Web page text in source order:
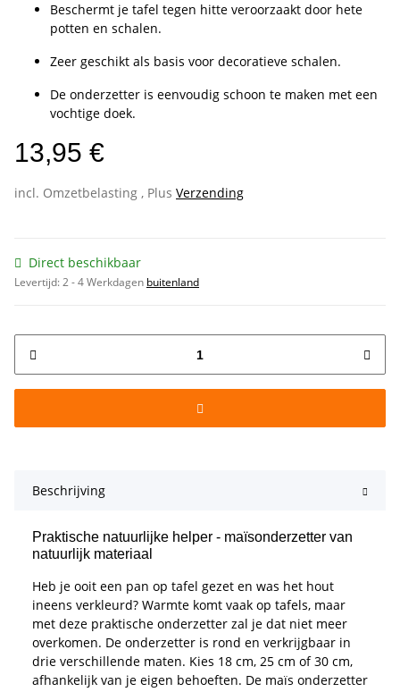
Beschermt je tafel tegen hitte veroorzaakt door hete
potten en schalen.
Zeer geschikt als basis voor decoratieve schalen.
De onderzetter is eenvoudig schoon te maken met een
vochtige doek.
13,95 €
incl. Omzetbelasting , Plus Verzending
Direct beschikbaar
Levertijd:2 - 4 Werkdagen buitenland
Beschrijving
Praktische natuurlijke helper - maïsonderzetter van
natuurlijk materiaal
Heb je ooit een pan op tafel gezet en was het hout
ineens verkleurd? Warmte komt vaak op tafels, maar
met deze praktische onderzetter zal je dat niet meer
overkomen. De onderzetter is rond en verkrijgbaar in
drie verschillende maten. Kies 18 cm, 25 cm of 30 cm,
afhankelijk van je eigen behoeften. De maïs onderzetter